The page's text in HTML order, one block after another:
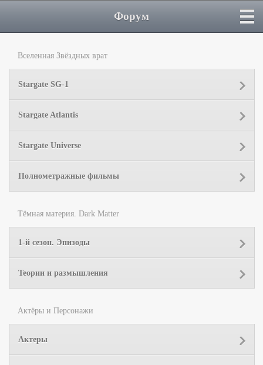
Форум
Вселенная Звёздных врат
Stargate SG-1
Stargate Atlantis
Stargate Universe
Полнометражные фильмы
Тёмная материя. Dark Matter
1-й сезон. Эпизоды
Теории и размышления
Актёры и Персонажи
Актеры